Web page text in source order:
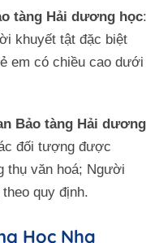
tàng Hải dương học:
khuyết tật đặc biệt
em có chiều cao dưới
Bảo tàng Hải dương
đối tượng được
thụ văn hoá; Người
quy định.
Học Nha